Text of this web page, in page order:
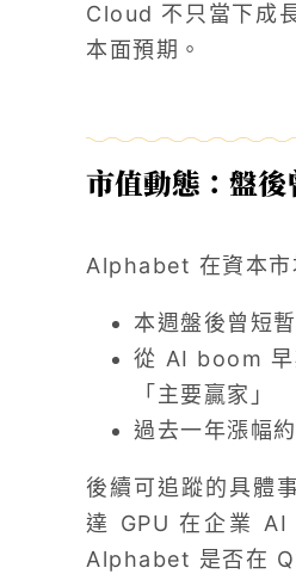
Cloud 不只當下成
本面預期。
市值動態：盤
Alphabet 在資本市
本週盤後曾短
從 AI boom 早
「主要贏家」
過去一年漲幅
後續可追蹤的具體
達 GPU 在企業 AI
Alphabet 是否在